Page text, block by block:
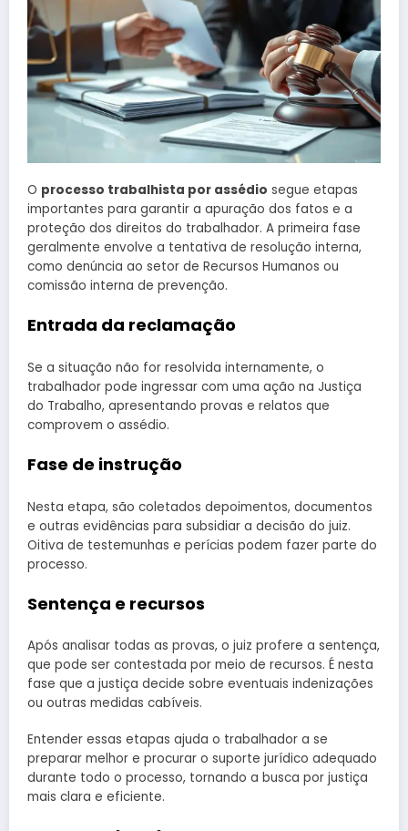
O processo trabalhista por assédio segue etapas
importantes para garantir a apuração dos fatos e a
proteção dos direitos do trabalhador. A primeira fase
geralmente envolve a tentativa de resolução interna,
como denúncia ao setor de Recursos Humanos ou
comissão interna de prevenção.
Entrada da reclamação
Se a situação não for resolvida internamente, o
trabalhador pode ingressar com uma ação na Justiça
do Trabalho, apresentando provas e relatos que
comprovem o assédio.
Fase de instrução
Nesta etapa, são coletados depoimentos, documentos
e outras evidências para subsidiar a decisão do juiz.
Oitiva de testemunhas e perícias podem fazer parte do
processo.
Sentença e recursos
Após analisar todas as provas, o juiz profere a sentença,
que pode ser contestada por meio de recursos. É nesta
fase que a justiça decide sobre eventuais indenizações
ou outras medidas cabíveis.
Entender essas etapas ajuda o trabalhador a se
preparar melhor e procurar o suporte jurídico adequado
durante todo o processo, tornando a busca por justiça
mais clara e eficiente.